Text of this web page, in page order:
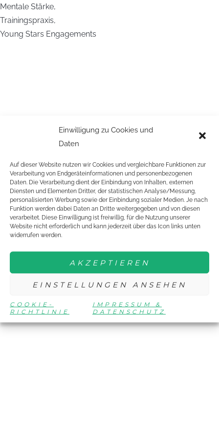
Einwilligung zu Cookies und
Daten
Auf dieser Website nutzen wir Cookies und vergleichbare Funktionen zur
Verarbeitung von Endgeräteinformationen und personenbezogenen
Daten. Die Verarbeitung dient der Einbindung von Inhalten, externen
Diensten und Elementen Dritter, der statistischen Analyse/Messung,
personalisierten Werbung sowie der Einbindung sozialer Medien. Je nach
Funktion werden dabei Daten an Dritte weitergegeben und von diesen
verarbeitet. Diese Einwilligung ist freiwillig, für die Nutzung unserer
Website nicht erforderlich und kann jederzeit über das Icon links unten
widerrufen werden.
AKZEPTIEREN
EINSTELLUNGEN ANSEHEN
COOKIE-
RICHTLINIE
IMPRESSUM &
DATENSCHUTZ
Mentale Stärke,
Trainingspraxis,
Young Stars Engagements